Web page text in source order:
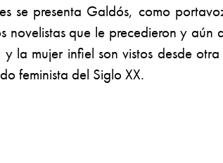
se presenta Galdós, como
que le precedieron y aún
la mujer infiel son vistos desde
feminista del Siglo XX.